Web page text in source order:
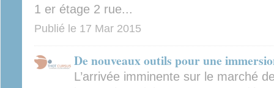
1 er étage 2 rue...
Publié le 17 Mar 2015
De nouveaux outils pour une
L’arrivée imminente sur le marché